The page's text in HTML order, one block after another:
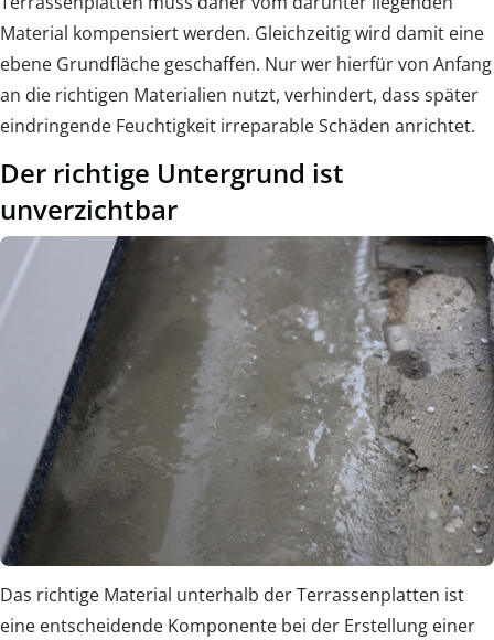
Material kompensiert werden. Gleichzeitig wird damit eine
ebene Grundfläche geschaffen. Nur wer hierfür von Anfang
an die richtigen Materialien nutzt, verhindert, dass später
eindringende Feuchtigkeit irreparable Schäden anrichtet.
Der richtige Untergrund ist
unverzichtbar
Das richtige Material unterhalb der Terrassenplatten ist
eine entscheidende Komponente bei der Erstellung einer